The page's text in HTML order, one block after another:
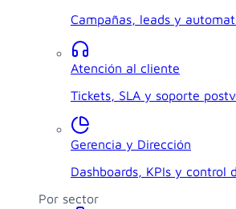
Campañas, leads y
Atención al cliente
Tickets, SLA y soporte
Gerencia y Dirección
Dashboards, KPIs y control
Por sector